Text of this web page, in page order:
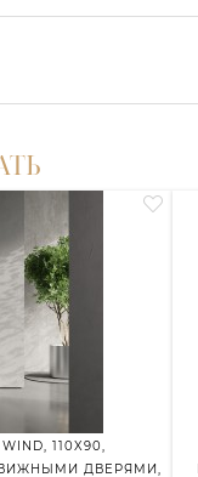
110X90,
ДВЕРЯМИ,